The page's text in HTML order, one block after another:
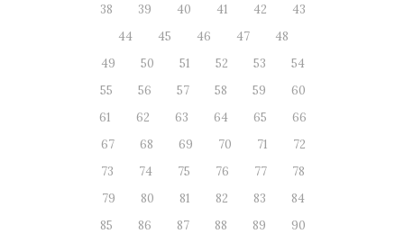
38
39 40 41 42
43
44
45 46 47
48
49
50 51 52 53
54
55
56 57 58 59
60
61
62 63 64 65
66
67
68 69 70 71
72
73
74 75 76 77
78
79
80 81 82 83
84
85
86 87 88 89
90